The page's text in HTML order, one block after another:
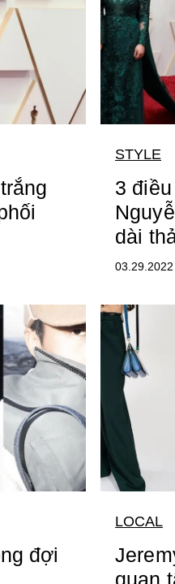
STYLE
3
dài
đợi
LOCAL
quan